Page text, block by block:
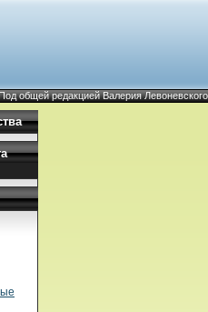
общей редакцией Валерия Левоневского